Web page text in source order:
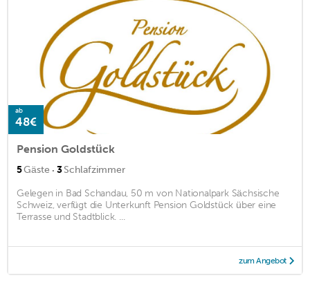
ab
48€
Pension Goldstück
5Gäste · 3Schlafzimmer
Gelegen in Bad Schandau, 50 m von Nationalpark Sächsische
Schweiz, verfügt die Unterkunft Pension Goldstück über eine
Terrasse und Stadtblick. ...
zum Angebot